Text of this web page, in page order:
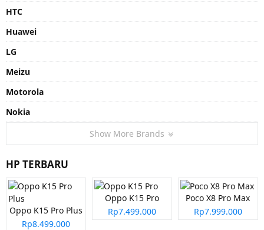
HTC
Huawei
LG
Meizu
Motorola
Nokia
Show More Brands
HP TERBARU
Oppo K15 Pro Plus
Rp8.499.000
Oppo K15 Pro
Rp7.499.000
Poco X8 Pro Max
Rp7.999.000